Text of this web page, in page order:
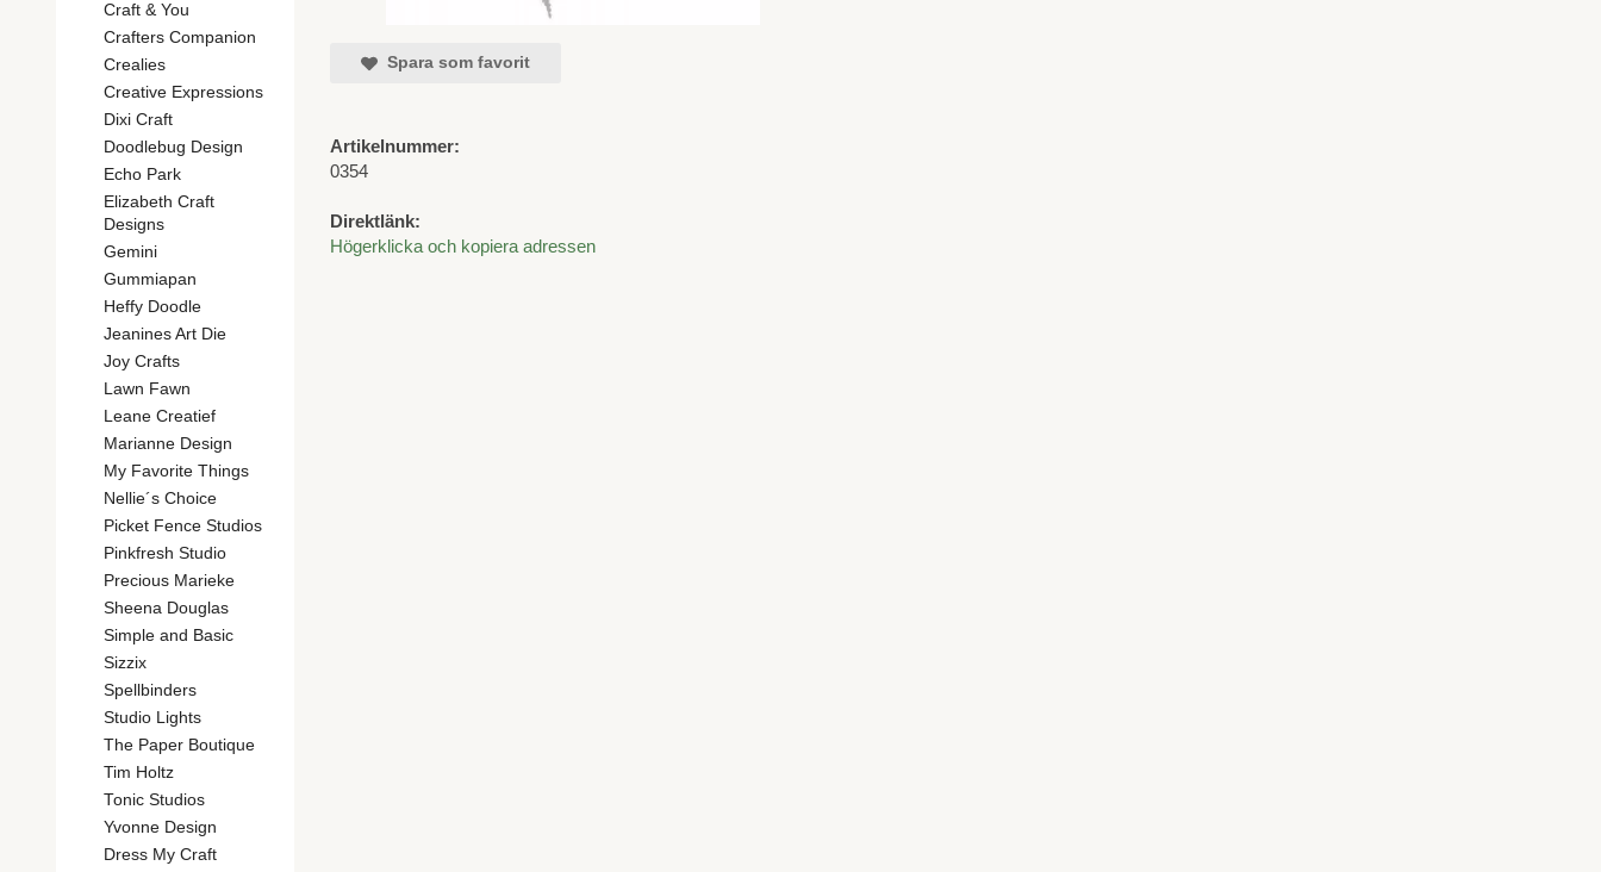
Craft & You
Crafters Companion
Crealies
Creative Expressions
Dixi Craft
Doodlebug Design
Echo Park
Elizabeth Craft
Designs
Gemini
Gummiapan
Heffy Doodle
Jeanines Art Die
Joy Crafts
Lawn Fawn
Leane Creatief
Marianne Design
My Favorite Things
Nellie´s Choice
Picket Fence Studios
Pinkfresh Studio
Precious Marieke
Sheena Douglas
Simple and Basic
Sizzix
Spellbinders
Studio Lights
The Paper Boutique
Tim Holtz
Tonic Studios
Yvonne Design
Dress My Craft
Spara som favorit
Artikelnummer:
0354
Direktlänk:
Högerklicka och kopiera adressen